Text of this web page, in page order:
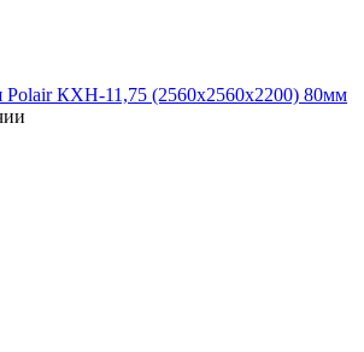
Polair КХН-11,75 (2560х2560х2200) 80мм